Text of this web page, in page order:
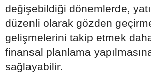
değişebildiği dönemlerde,
düzenli olarak gözden
gelişmelerini takip etmek
finansal planlama
sağlayabilir.